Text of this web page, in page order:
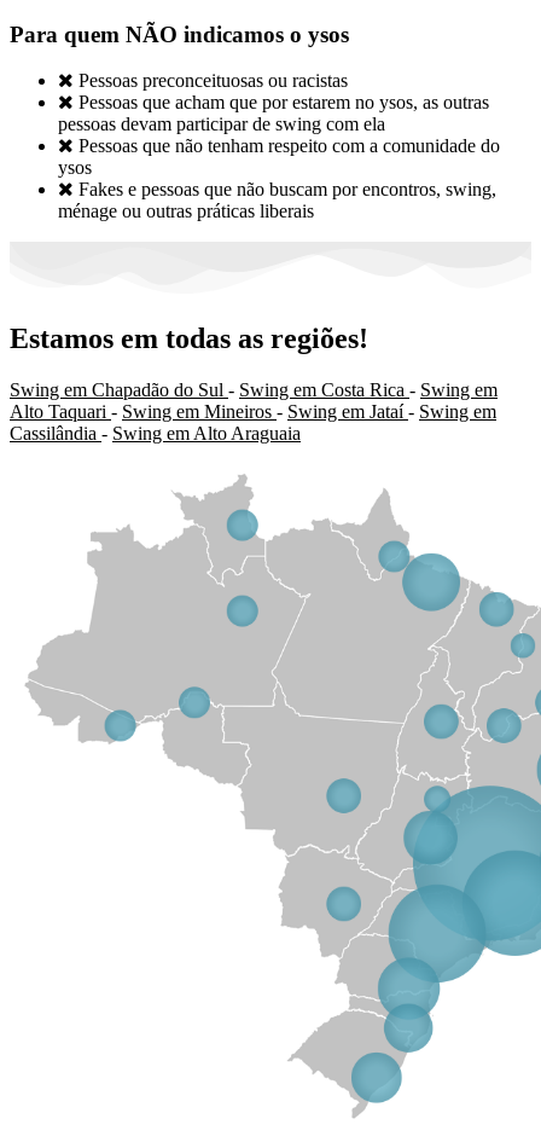
Para quem NÃO indicamos o ysos
 Pessoas preconceituosas ou racistas
 Pessoas que acham que por estarem no ysos, as outras
pessoas devam participar de swing com ela
 Pessoas que não tenham respeito com a comunidade do
ysos
 Fakes e pessoas que não buscam por encontros, swing,
ménage ou outras práticas liberais
Estamos em todas as regiões!
Swing em Chapadão do Sul - Swing em Costa Rica - Swing em
Alto Taquari - Swing em Mineiros - Swing em Jataí- Swing em
Cassilândia - Swing em Alto Araguaia